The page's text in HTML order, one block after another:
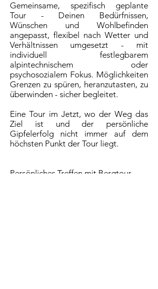
Gemeinsame, spezifisch geplante
Tour - Deinen Bedürfnissen,
Wünschen und Wohlbefinden
angepasst, flexibel nach Wetter und
Verhältnissen umgesetzt - mit
individuell festlegbarem
alpintechnischem oder
psychosozialem Fokus. Möglichkeiten
Grenzen zu spüren, heranzutasten, zu
überwinden - sicher begleitet.
Eine Tour im Jetzt, wo der Weg das
Ziel ist und der persönliche
Gipfelerfolg nicht immer auf dem
höchsten Punkt der Tour liegt.
Persönliches Treffen mit Bergtour,